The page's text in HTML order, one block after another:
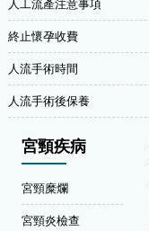
人工流產注意事項
終止懷孕收費
人流手術時間
人流手術後保養
宮頸疾病
宮頸糜爛
宮頸炎檢查